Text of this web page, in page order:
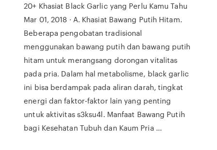
20+ Khasiat Black Garlic yang Perlu Kamu Tahu
Mar 01, 2018 · A. Khasiat Bawang Putih Hitam.
Beberapa pengobatan tradisional
menggunakan bawang putih dan bawang putih
hitam untuk merangsang dorongan vitalitas
pada pria. Dalam hal metabolisme, black garlic
ini bisa berdampak pada aliran darah, tingkat
energi dan faktor-faktor lain yang penting
untuk aktivitas s3ksu4l. Manfaat Bawang Putih
bagi Kesehatan Tubuh dan Kaum Pria ...